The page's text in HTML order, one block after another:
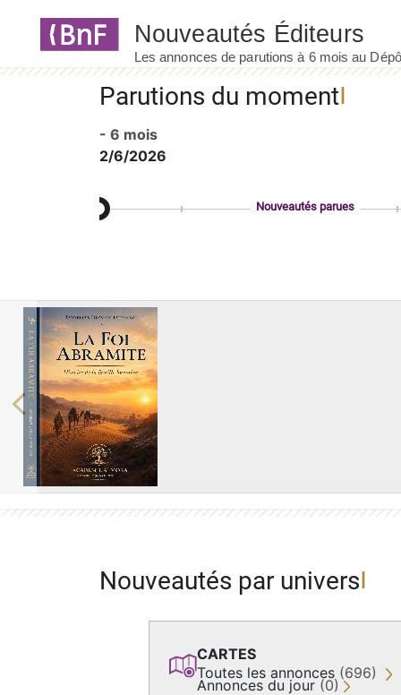
Parutions du moment
- 6 mois
2/6/2026
Nouveautés parues
Previous
Nouveautés par univers
CARTES
Toutes les annonces (696)
Annonces du jour (0)